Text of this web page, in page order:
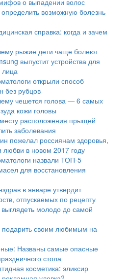
о выпадении волос
определить возможную болезнь
справка: когда и зачем
рыжие дети чаще болеют
выпустит устройства для
лица
открыли способ
без рубцов
чешется голова — 6 самых
кожи головы
расположения прыщей
заболевания
пожелал россиянам здоровья,
любви в новом 2017 году
назвали ТОП-5
для восстановления
в январе утвердит
отпускаемых по рецепту
выглядеть молодо до самой
подарить своим любимым на
Названы самые опасные
стола
косметика: эликсир